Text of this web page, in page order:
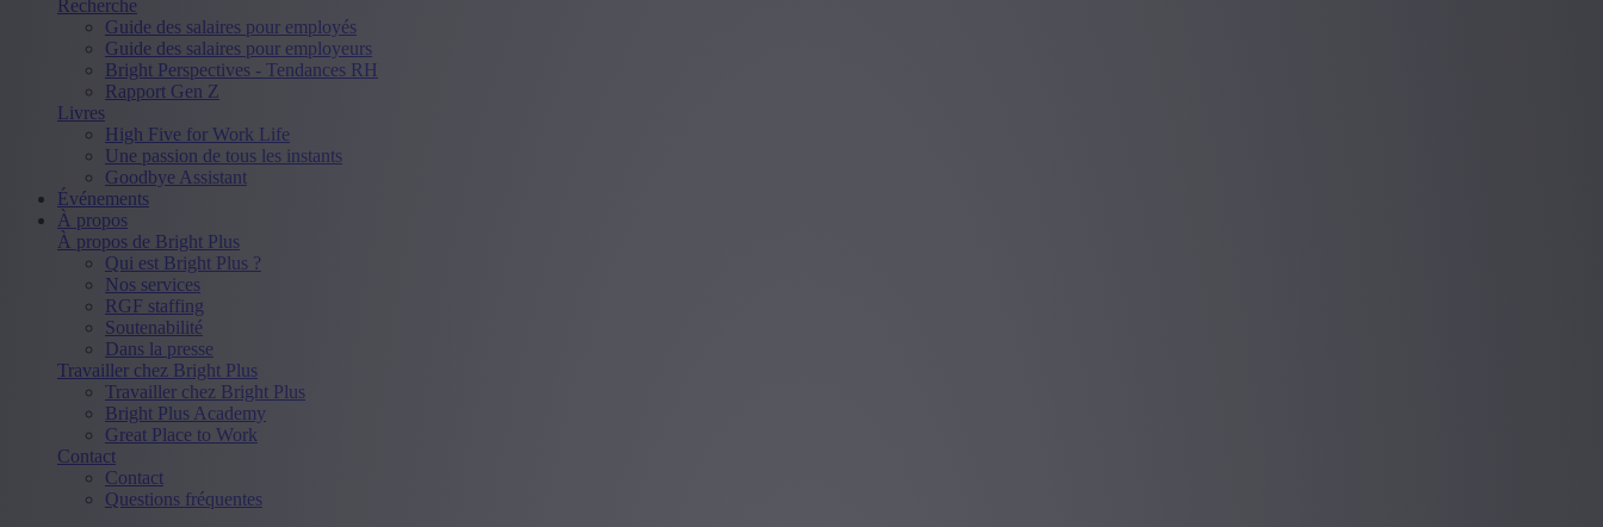
Recherche
Guide des salaires pour employés
Guide des salaires pour employeurs
Bright Perspectives - Tendances RH
Rapport Gen Z
Livres
High Five for Work Life
Une passion de tous les instants
Goodbye Assistant
Événements
À propos
À propos de Bright Plus
Qui est Bright Plus ?
Nos services
RGF staffing
Soutenabilité
Dans la presse
Travailler chez Bright Plus
Travailler chez Bright Plus
Bright Plus Academy
Great Place to Work
Contact
Contact
Questions fréquentes